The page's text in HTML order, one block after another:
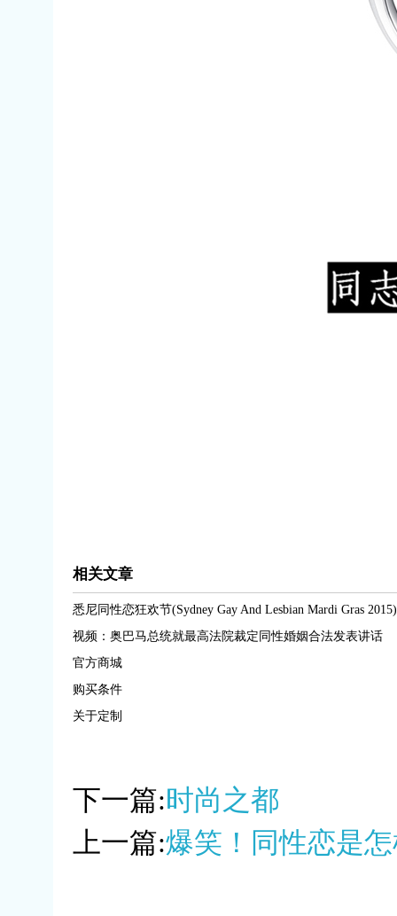
相关文章
悉尼同性恋狂欢节(Sydney Gay And Lesbian Mardi Gras 2015)
视频：奥巴马总统就最高法院裁定同性婚姻合法发表讲话
官方商城
购买条件
关于定制
下一篇:时尚之都
上一篇:爆笑！同性恋是